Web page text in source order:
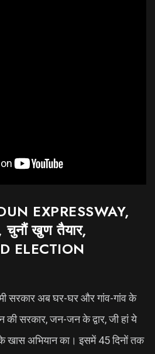
EXPRESSWAY,
चुनौं खुण तैयार,
ELECTION
सरकार अब घर-घर और गांव-गांव के
सरकार, जन-जन के द्वार, जी हां ये
के खास अभियान का। इसमें 45 दिनों तक